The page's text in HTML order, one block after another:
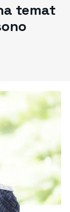
temat